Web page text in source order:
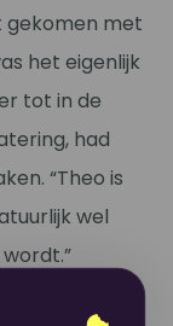
gekomen met
het eigenlijk
tot in de
had
“Theo is
wel